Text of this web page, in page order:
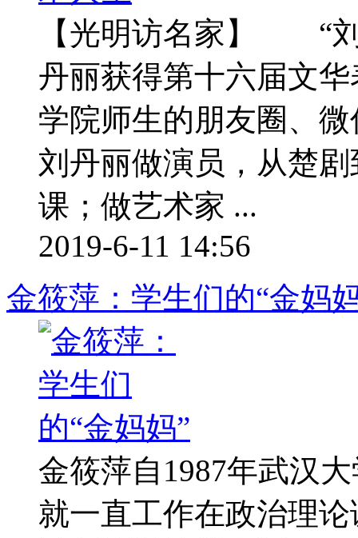
【光明访名家】 “刘
丹丽获得第十六届文
学院师生的朋友圈、
刘丹丽做演员，从楚
课；做艺术家 ...
2019-6-11 14:56
金筱萍：学生们的“金妈
金筱萍自1987年武汉
就一直工作在政治理